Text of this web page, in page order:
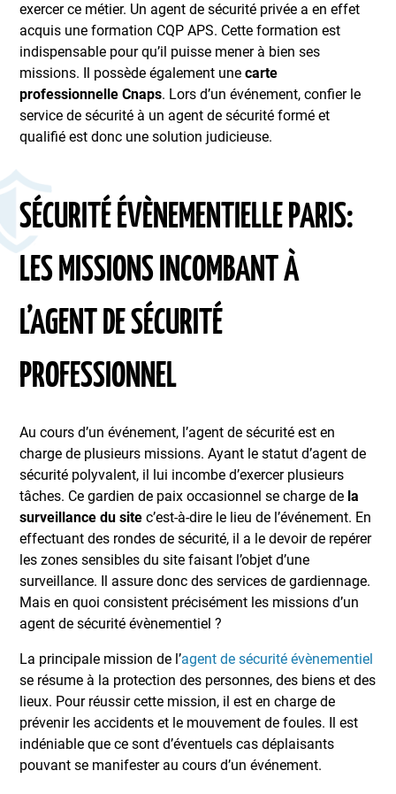
exercer ce métier. Un agent de sécurité privée a en effet
acquis une formation CQP APS. Cette formation est
indispensable pour qu’il puisse mener à bien ses
missions. Il possède également unecarte
professionnelle Cnaps. Lors d’un événement, confier le
service de sécurité à un agent de sécurité formé et
qualifié est donc une solution judicieuse.
SÉCURITÉ ÉVÈNEMENTIELLE PARIS:
LES MISSIONS INCOMBANT À
L’AGENT DE SÉCURITÉ
PROFESSIONNEL
Au cours d’un événement, l’agent de sécurité est en
charge de plusieurs missions. Ayant le statut d’agent de
sécurité polyvalent, il lui incombe d’exercer plusieurs
tâches. Ce gardien de paix occasionnel se charge de la
surveillance du site c’est-à-dire le lieu de l’événement. En
effectuant des rondes de sécurité, il a le devoir de repérer
les zones sensibles du site faisant l’objet d’une
surveillance. Il assure donc des services de gardiennage.
Mais en quoi consistent précisément les missions d’un
agent de sécurité évènementiel ?
La principale mission de l’agent de sécurité évènementiel
se résume à la protection des personnes, des biens et des
lieux. Pour réussir cette mission, il est en charge de
prévenir les accidents et le mouvement de foules. Il est
indéniable que ce sont d’éventuels cas déplaisants
pouvant se manifester au cours d’un événement.